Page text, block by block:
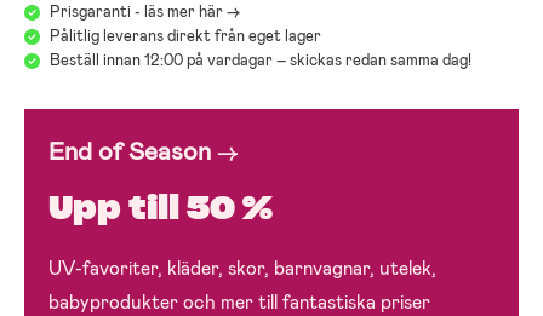
Prisgaranti - läs mer här ->
Pålitlig leverans direkt från eget lager
Beställ innan 12:00 på vardagar – skickas redan samma dag!
End of Season→
Upp till 50 %
UV-favoriter, kläder, skor, barnvagnar, utelek,
babyprodukter och mer till fantastiska priser